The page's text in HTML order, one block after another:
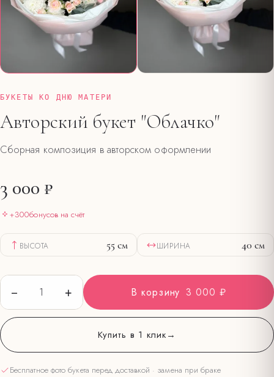
БУКЕТЫ КО ДНЮ МАТЕРИ
Авторский букет "Облачко"
Сборная композиция в авторском оформлении
3 000 ₽
+300бонусов на счёт
ВЫСОТА 55 см ШИРИНА 40 см
− 1 + В корзину 3 000 ₽
Купить в 1 клик→
Бесплатное фото букета перед доставкой · замена при браке